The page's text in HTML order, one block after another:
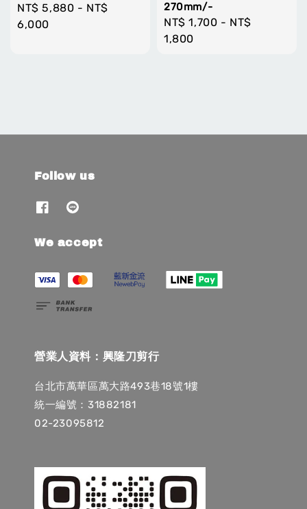
Regular
price
NT$ 5,880 - NT$
6,000
270mm/-
Regular
price
NT$ 1,700 - NT$
1,800
Follow us
We accept
營業人資料：興隆刀剪行
台北市萬華區萬大路493巷18號1樓
統一編號：31882181
02-23095812